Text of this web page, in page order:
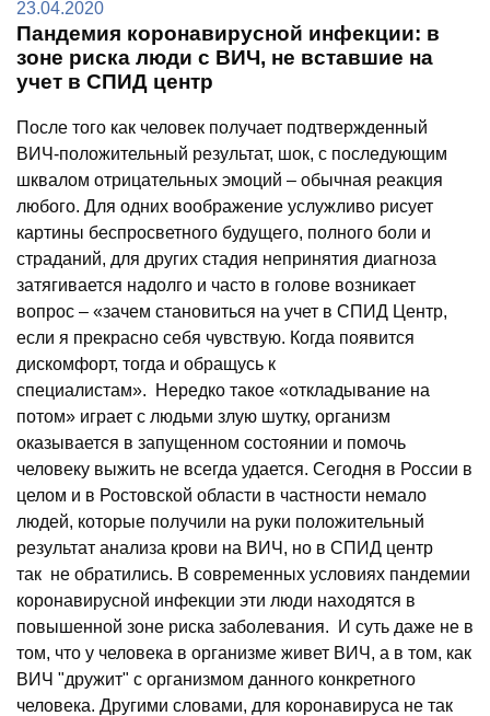
23.04.2020
Пандемия коронавирусной инфекции: в
зоне риска люди с ВИЧ, не вставшие на
учет в СПИД центр
После того как человек получает подтвержденный
ВИЧ-положительный результат, шок, с последующим
шквалом отрицательных эмоций – обычная реакция
любого. Для одних воображение услужливо рисует
картины беспросветного будущего, полного боли и
страданий, для других стадия непринятия диагноза
затягивается надолго и часто в голове возникает
вопрос – «зачем становиться на учет в СПИД Центр,
если я прекрасно себя чувствую. Когда появится
дискомфорт, тогда и обращусь к
специалистам». Нередко такое «откладывание на
потом» играет с людьми злую шутку, организм
оказывается в запущенном состоянии и помочь
человеку выжить не всегда удается. Сегодня в России в
целом и в Ростовской области в частности немало
людей, которые получили на руки положительный
результат анализа крови на ВИЧ, но в СПИД центр
так не обратились. В современных условиях пандемии
коронавирусной инфекции эти люди находятся в
повышенной зоне риска заболевания. И суть даже не в
том, что у человека в организме живет ВИЧ, а в том, как
ВИЧ "дружит" с организмом данного конкретного
человека. Другими словами, для коронавируса не так